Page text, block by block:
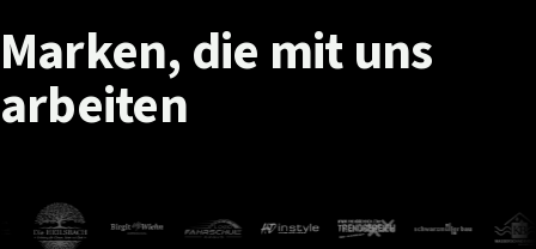
Marken,die mituns
arbeiten